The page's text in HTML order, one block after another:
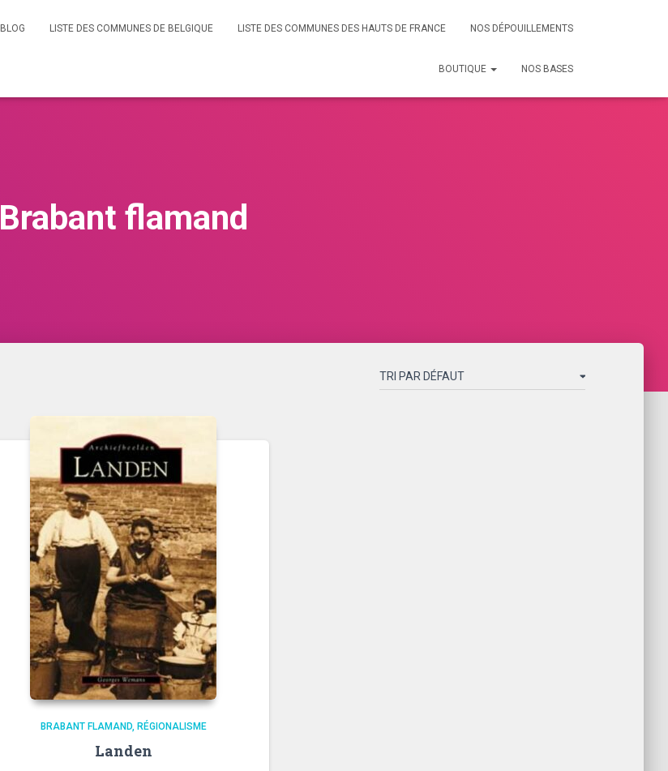
BLOG LISTE DES COMMUNES DE BELGIQUE LISTE DES COMMUNES DES HAUTS DE FRANCE NOS DÉPOUILLEMENTS
BOUTIQUE NOS BASES
Brabant flamand
BRABANT FLAMAND RÉGIONALISME
Landen